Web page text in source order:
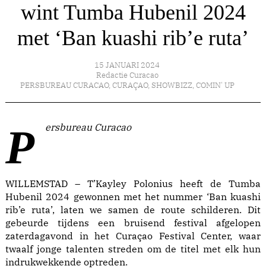
wint Tumba Hubenil 2024
met ‘Ban kuashi rib’e ruta’
15 JANUARI 2024
Redactie Curacao
PERSBUREAU CURACAO, CURAÇAO, SHOWBIZZ, COMIN' UP
Persbureau Curacao
WILLEMSTAD – T’Kayley Polonius heeft de Tumba
Hubenil 2024 gewonnen met het nummer ‘Ban kuashi
rib’e ruta’, laten we samen de route schilderen. Dit
gebeurde tijdens een bruisend festival afgelopen
zaterdagavond in het Curaçao Festival Center, waar
twaalf jonge talenten streden om de titel met elk hun
indrukwekkende optreden.